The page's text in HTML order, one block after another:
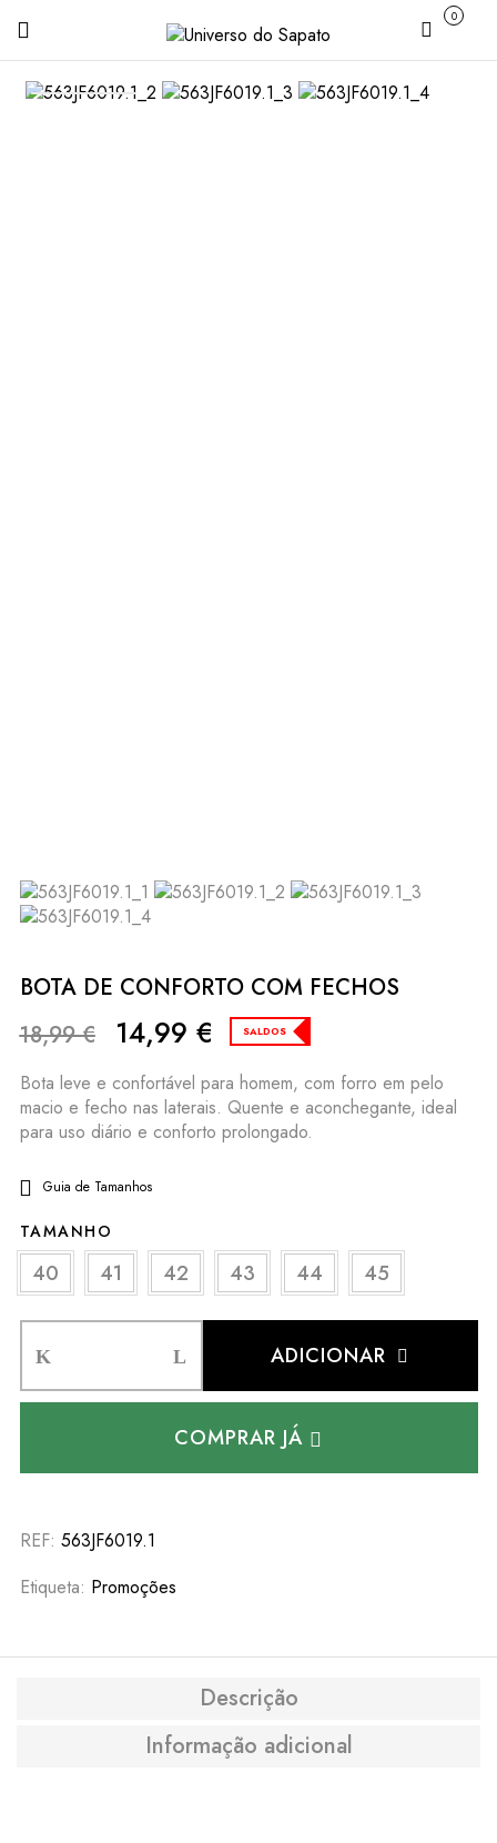
Carrinho
0
BOTA DE CONFORTO COM FECHOS
18,99€ 14,99 € SALDOS
Bota leve e confortável para homem, com forro em pelo
macio e fecho nas laterais. Quente e aconchegante, ideal
para uso diário e conforto prolongado.
Guia de Tamanhos
TAMANHO
40 41 42 43 44 45
ADICIONAR
COMPRAR JÁ
REF: 563JF6019.1
Etiqueta: Promoções
Descrição
Informação adicional